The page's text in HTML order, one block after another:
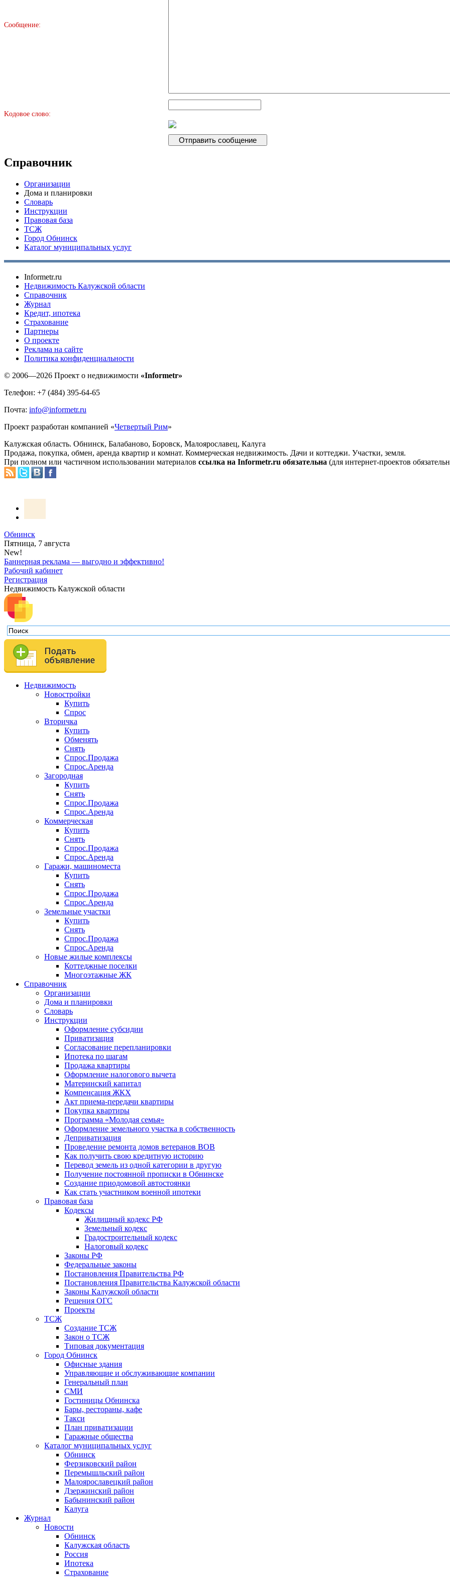
Сообщение:
Kодовое слово:
Справочник
Организации
Дома и планировки
Словарь
Инструкции
Правовая база
ТСЖ
Город Обнинск
Каталог муниципальных услуг
Informetr.ru
Недвижимость Калужской области
Справочник
Журнал
Кредит, ипотека
Страхование
Партнеры
O проекте
Реклама на сайте
Политика конфиденциальности
© 2006—2026 Проект о недвижимости «Informetr»
Телефон: +7 (484) 395-64-65
Почта: info@informetr.ru
Проект разработан компанией «Четвертый Рим»
Калужская область. Обнинск, Балабаново, Боровск, Малоярославец, Калуга
Продажа, покупка, обмен, аренда квартир и комнат. Коммерческая недвижимость. Дачи и коттеджи. Участки, земля.
При полном или частичном использовании материалов ссылка на Informetr.ru обязательна (для интернет-проектов
Обнинск
Пятница, 7 августа
New!
Баннерная реклама — выгодно и эффективно!
Рабочий кабинет
Регистрация
Недвижимость Калужской области
Недвижимость
Новостройки
Купить
Спрос
Вторичка
Купить
Обменять
Снять
Спрос.Продажа
Спрос.Аренда
Загородная
Купить
Снять
Спрос.Продажа
Спрос.Аренда
Коммерческая
Купить
Снять
Спрос.Продажа
Спрос.Аренда
Гаражи, машиноместа
Купить
Снять
Спрос.Продажа
Спрос.Аренда
Земельные участки
Купить
Снять
Спрос.Продажа
Спрос.Аренда
Новые жилые комплексы
Коттеджные поселки
Многоэтажные ЖК
Справочник
Организации
Дома и планировки
Словарь
Инструкции
Оформление субсидии
Приватизация
Согласование перепланировки
Ипотека по шагам
Продажа квартиры
Оформление налогового вычета
Материнский капитал
Компенсация ЖКХ
Акт приема-передачи квартиры
Покупка квартиры
Программа «Молодая семья»
Оформление земельного участка в собственность
Деприватизация
Проведение ремонта домов ветеранов ВОВ
Как получить свою кредитную историю
Перевод земель из одной категории в другую
Получение постоянной прописки в Обнинске
Создание приодомовой автостоянки
Как стать участником военной ипотеки
Правовая база
Кодексы
Жилищный кодекс РФ
Земельный кодекс
Градостроительный кодекс
Налоговый кодекс
Законы РФ
Федеральные законы
Постановления Правительства РФ
Постановления Правительства Калужской области
Законы Калужской области
Решения ОГС
Проекты
ТСЖ
Создание ТСЖ
Закон о ТСЖ
Типовая документация
Город Обнинск
Офисные здания
Управляющие и обслуживающие компании
Генеральный план
СМИ
Гостиницы Обнинска
Бары, рестораны, кафе
Такси
План приватизации
Гаражные общества
Каталог муниципальных услуг
Обнинск
Ферзиковский район
Перемышльский район
Малоярославецкий район
Дзержинский район
Бабынинский район
Калуга
Журнал
Новости
Обнинск
Калужская область
Россия
Ипотека
Страхование